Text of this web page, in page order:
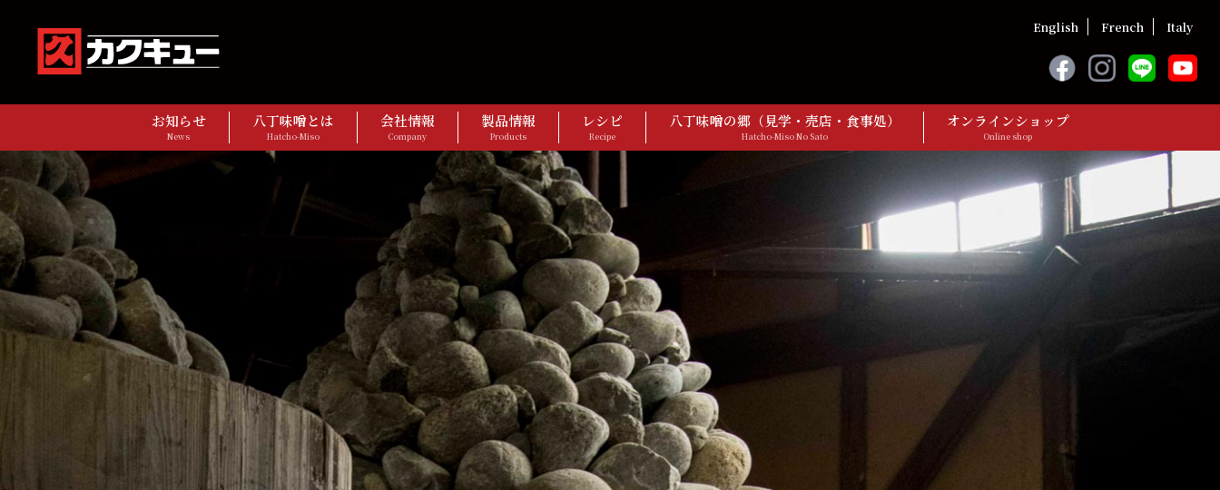
お知らせ
News
八丁味噌とは
Hatcho-Miso
会社情報
Company
製品情報
Products
レシピ
Recipe
八丁味噌の郷（見学・売店・食事処）
Hatcho-Miso No Sato
オンラインショップ
Online shop
English French Italy